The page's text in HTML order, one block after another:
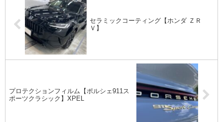
セラミックコーティング【ホンダ ＺＲ
Ｖ】
プロテクションフィルム【ポルシェ911ス
ポーツクラシック】XPEL